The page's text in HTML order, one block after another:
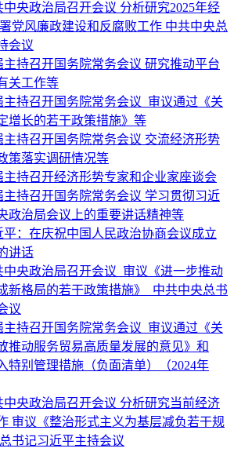
中央政治局召开会议 分析研究2025年经
党风廉政建设和反腐败工作 中共中央总
会议
主持召开国务院常务会议 研究推动平台
关工作等
主持召开国务院常务会议 审议通过《关
增长的若干政策措施》等
主持召开国务院常务会议 交流经济形势
策落实调研情况等
主持召开经济形势专家和企业家座谈会
主持召开国务院常务会议 学习贯彻习近
政治局会议上的重要讲话精神等
平：在庆祝中国人民政治协商会议成立
讲话
中央政治局召开会议 审议《进一步推动
新格局的若干政策措施》 中共中央总书
议
主持召开国务院常务会议 审议通过《关
推动服务贸易高质量发展的意见》和
特别管理措施（负面清单）（2024年
中央政治局召开会议 分析研究当前经济
审议《整治形式主义为基层减负若干规
书记习近平主持会议